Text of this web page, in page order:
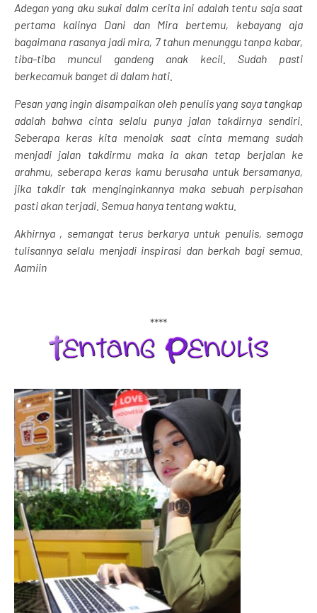
Adegan yang aku sukai dalm cerita ini adalah tentu saja saat
pertama kalinya Dani dan Mira bertemu, kebayang aja
bagaimana rasanya jadi mira, 7 tahun menunggu tanpa kabar,
tiba-tiba muncul gandeng anak kecil. Sudah pasti
berkecamuk banget di dalam hati.
Pesan yang ingin disampaikan oleh penulis yang saya tangkap
adalah bahwa cinta selalu punya jalan takdirnya sendiri.
Seberapa keras kita menolak saat cinta memang sudah
menjadi jalan takdirmu maka ia akan tetap berjalan ke
arahmu, seberapa keras kamu berusaha untuk bersamanya,
jika takdir tak menginginkannya maka sebuah perpisahan
pasti akan terjadi. Semua hanya tentang waktu.
Akhirnya , semangat terus berkarya untuk penulis, semoga
tulisannya selalu menjadi inspirasi dan berkah bagi semua.
Aamiin
****